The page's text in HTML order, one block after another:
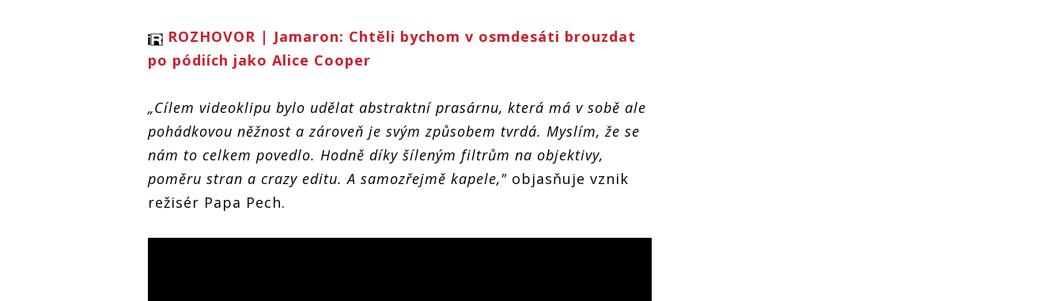
ROZHOVOR | Jamaron: Chtěli bychom v osmdesáti brouzdat
po pódiích jako Alice Cooper
„Cílem videoklipu bylo udělat abstraktní prasárnu, která má v sobě ale
pohádkovou něžnost a zároveň je svým způsobem tvrdá. Myslím, že se
nám to celkem povedlo. Hodně díky šíleným filtrům na objektivy,
poměru stran a crazy editu. A samozřejmě kapele," objasňuje vznik
režisér Papa Pech.